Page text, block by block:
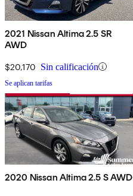
2021 Nissan Altima 2.5 SR
AWD
$20,170 Sin calificación
Se aplican tarifas
2020 Nissan Altima 2.5 S AWD